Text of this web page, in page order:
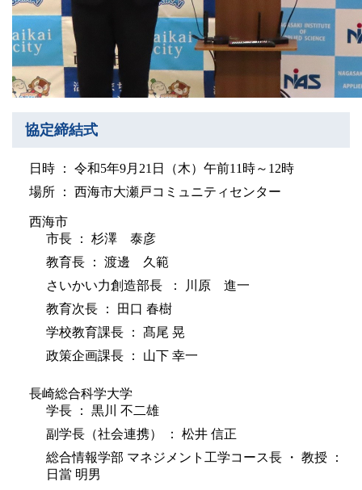
協定締結式
日時 ： 令和5年9月21日（木）午前11時～12時
場所 ： 西海市大瀬戸コミュニティセンター
西海市
市長 ： 杉澤 泰彦
教育長 ： 渡邊 久範
さいかい力創造部長 ： 川原 進一
教育次長 ： 田口 春樹
学校教育課長 ： 髙尾 晃
政策企画課長 ： 山下 幸一
長崎総合科学大学
学長 ： 黒川 不二雄
副学長（社会連携） ： 松井 信正
総合情報学部 マネジメント工学コース長 ・ 教授 ：
日當 明男